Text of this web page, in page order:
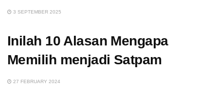
3 SEPTEMBER 2025
Inilah 10 Alasan Mengapa
Memilih menjadi Satpam
27 FEBRUARY 2024